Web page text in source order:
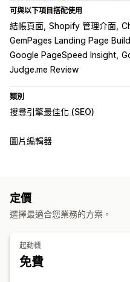
可與以下項目搭配使用
結帳頁面 Shopify 管理介面
GemPages Landing Page
Google PageSpeed Insight
Judge.me Review
類別
搜尋引擎最佳化 (SEO)
搜尋引擎最佳化 (SEO) 工具
本地搜尋引擎最佳化 (SEO)
網址最佳化
圖片最佳化 速度最
追蹤成效
搜尋引擎最佳化 (SEO) 分數
圖片編輯器
定價
選擇最適合您業務的方案。
起動機
免費